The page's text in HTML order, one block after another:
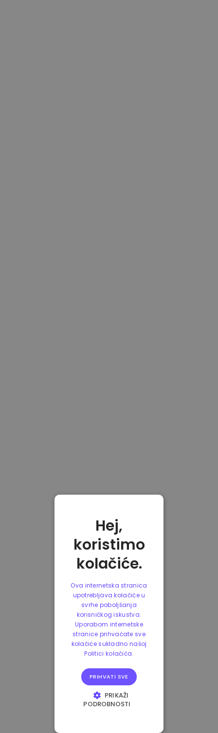
Hej,
koristimo
kolačiće.
Ova internetska stranica
upotrebljava kolačiće u
svrhe poboljšanja
korisničkog iskustva.
Uporabom internetske
stranice prihvaćate sve
kolačiće sukladno našoj
Politici kolačića.
PRIHVATI SVE
PRIKAŽI
PODROBNOSTI